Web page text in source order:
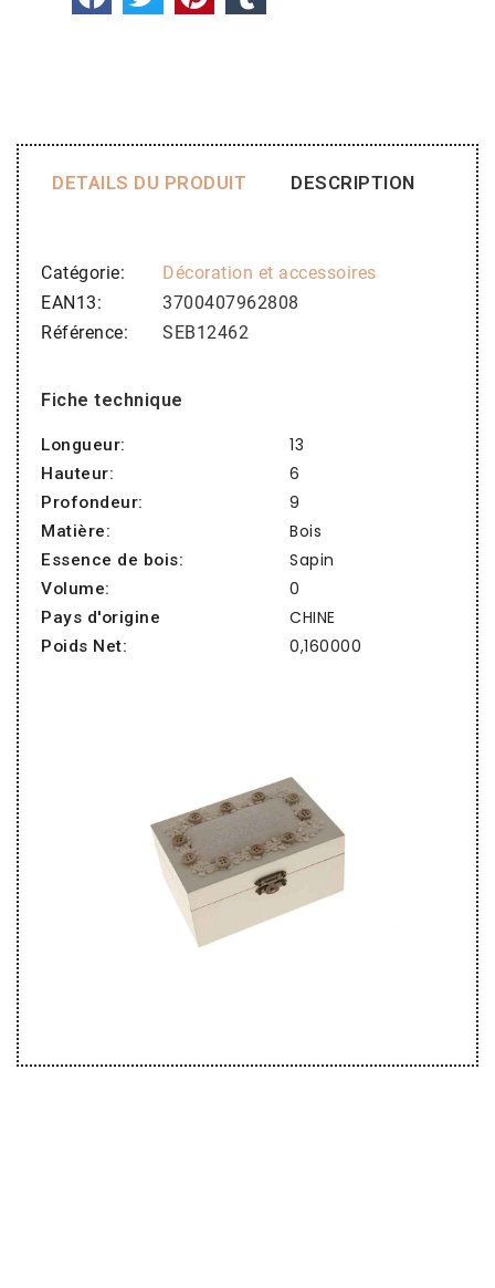
DETAILS DU PRODUIT DESCRIPTION
Catégorie
Décoration et accessoires
EAN13
3700407962808
Référence
SEB12462
Fiche technique
Longueur: 13
Hauteur: 6
Profondeur: 9
Matière: Bois
Essence de bois: Sapin
Volume: 0
Pays d'origine CHINE
Poids Net: 0,160000